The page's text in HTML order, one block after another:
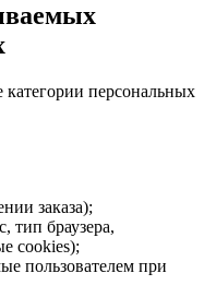
персональных
заказа);
тип браузера,
cookies);
пользователем при